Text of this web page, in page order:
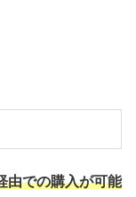
由での購入が可能